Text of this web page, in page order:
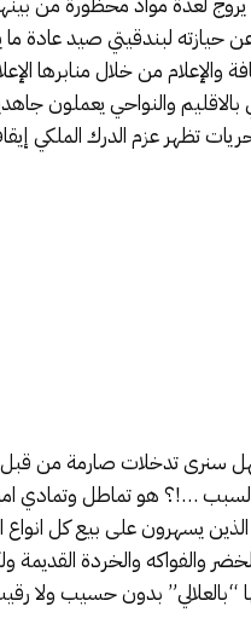
لبندقيتي صيد عادة ما
من خلال منابرها
والنواحي يعملون
تظهر عزم الدرك الملكي
سنرى تدخلات صارمة من قبل
…!؟ هو تماطل وتمادي
يسهرون على بيع كل
والفواكه والخردة
“بالعلالي” بدون حسيب ولا